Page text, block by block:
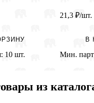
10 шт.
21,3 ₽/шт.
В
Мин.
из